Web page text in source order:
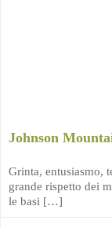
Johnson
Grinta, entusiasmo,
grande rispetto dei
le basi […]